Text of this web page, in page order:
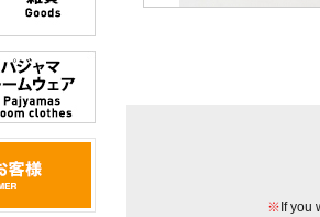
※ If you